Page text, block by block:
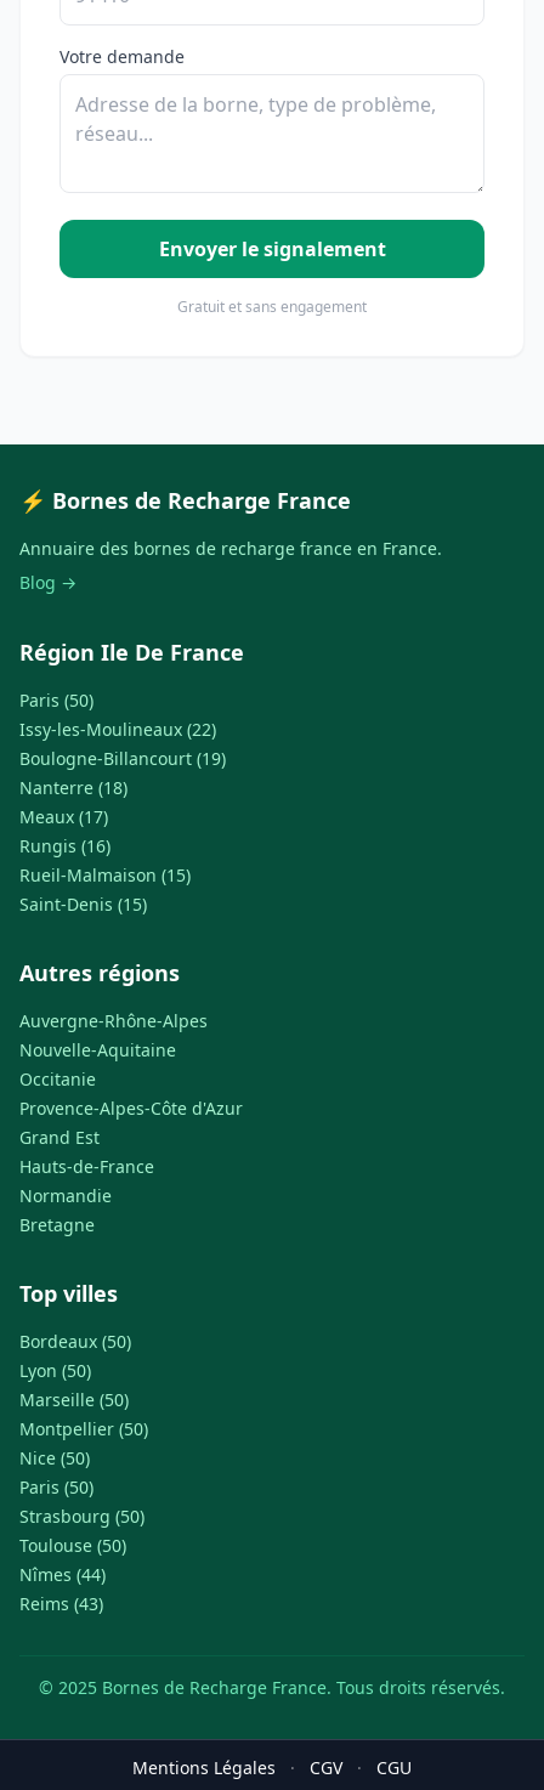
Votre demande
Envoyer le signalement
Gratuit et sans engagement
⚡ Bornes de Recharge France
Annuaire des bornes de recharge france en France.
Blog →
Région Ile De France
Paris (50)
Issy-les-Moulineaux (22)
Boulogne-Billancourt (19)
Nanterre (18)
Meaux (17)
Rungis (16)
Rueil-Malmaison (15)
Saint-Denis (15)
Autres régions
Auvergne-Rhône-Alpes
Nouvelle-Aquitaine
Occitanie
Provence-Alpes-Côte d'Azur
Grand Est
Hauts-de-France
Normandie
Bretagne
Top villes
Bordeaux (50)
Lyon (50)
Marseille (50)
Montpellier (50)
Nice (50)
Paris (50)
Strasbourg (50)
Toulouse (50)
Nîmes (44)
Reims (43)
© 2025 Bornes de Recharge France. Tous droits réservés.
Mentions Légales · CGV · CGU